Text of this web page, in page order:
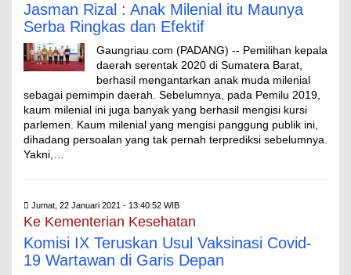
Jasman Rizal : Anak Milenial itu Maunya
Serba Ringkas dan Efektif
Gaungriau.com (PADANG) -- Pemilihan kepala
daerah serentak 2020 di Sumatera Barat,
berhasil mengantarkan anak muda milenial
sebagai pemimpin daerah. Sebelumnya, pada Pemilu 2019,
kaum milenial ini juga banyak yang berhasil mengisi kursi
parlemen. Kaum milenial yang mengisi panggung publik ini,
dihadang persoalan yang tak pernah terprediksi sebelumnya.
Yakni,…
Jumat, 22 Januari 2021 - 13:40:52 WIB
Ke Kementerian Kesehatan
Komisi IX Teruskan Usul Vaksinasi Covid-
19 Wartawan di Garis Depan